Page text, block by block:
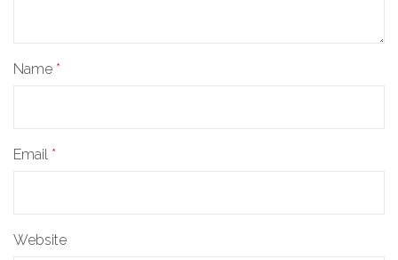
Name *
Email *
Website